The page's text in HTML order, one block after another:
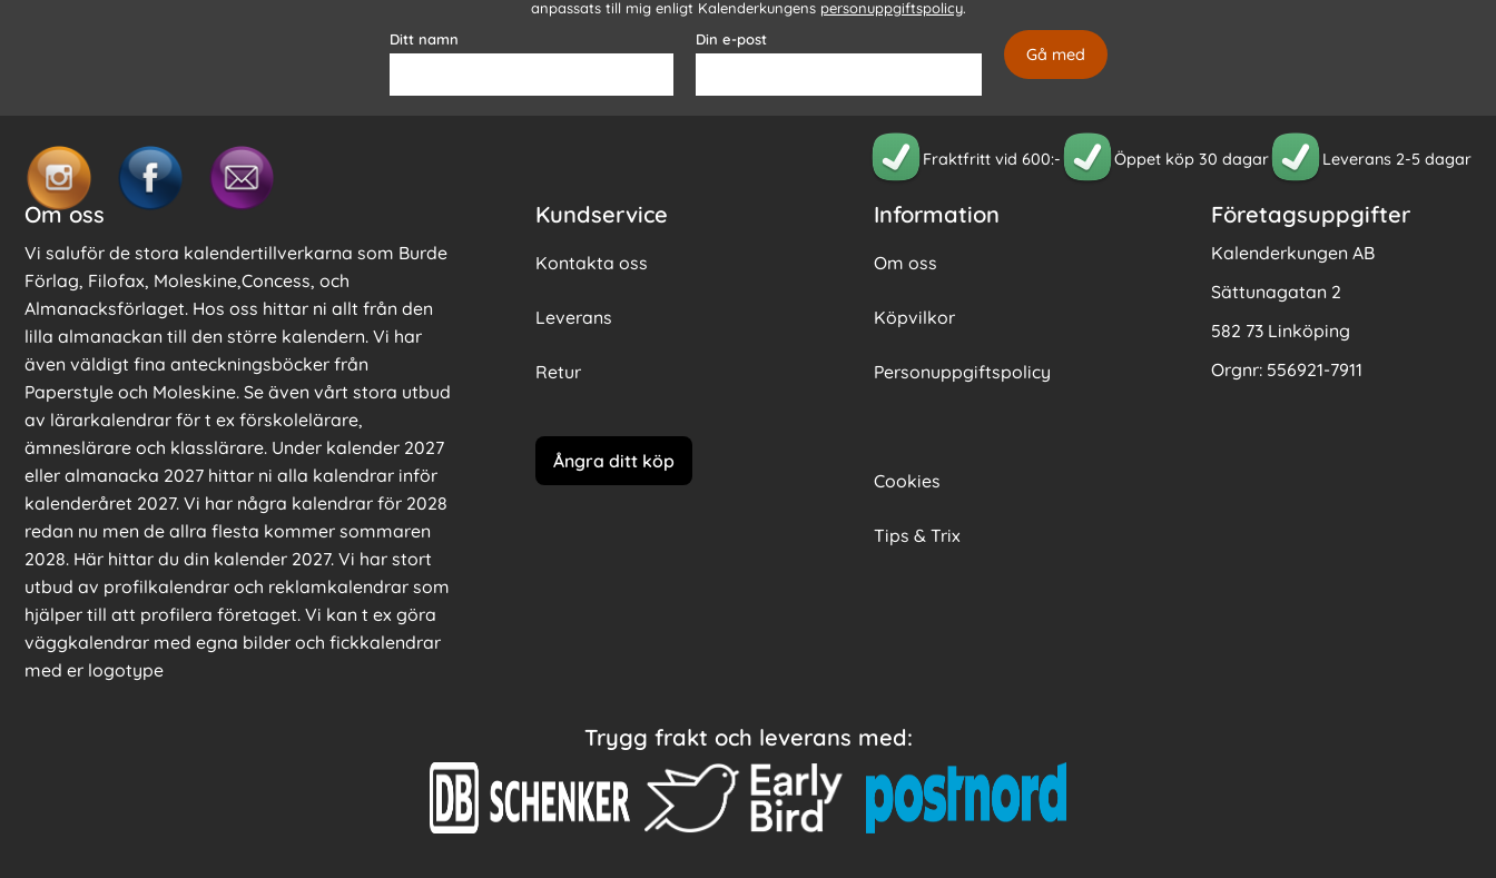
anpassats till mig enligt Kalenderkungens personuppgiftspolicy.
Ditt namn
Din e-post
Fraktfritt vid 600:- Öppet köp 30 dagar Leverans 2-5 dagar
Om oss
Vi saluför de stora kalendertillverkarna som Burde
Förlag, Filofax, Moleskine,Concess, och
Almanacksförlaget. Hos oss hittar ni allt från den
lilla almanackan till den större kalendern. Vi har
även väldigt fina anteckningsböcker från
Paperstyle och Moleskine. Se även vårt stora utbud
av lärarkalendrar för t ex förskolelärare,
ämneslärare och klasslärare. Under kalender 2027
eller almanacka 2027 hittar ni alla kalendrar inför
kalenderåret 2027. Vi har några kalendrar för 2028
redan nu men de allra flesta kommer sommaren
2028. Här hittar du din kalender 2027. Vi har stort
utbud av profilkalendrar och reklamkalendrar som
hjälper till att profilera företaget. Vi kan t ex göra
väggkalendrar med egna bilder och fickkalendrar
med er logotype
Kundservice
Kontakta oss
Leverans
Retur
Ångra ditt köp
Information
Om oss
Köpvilkor
Personuppgiftspolicy
Cookies
Tips & Trix
Företagsuppgifter
Kalenderkungen AB
Sättunagatan 2
582 73 Linköping
Orgnr: 556921-7911
Trygg frakt och leverans med: